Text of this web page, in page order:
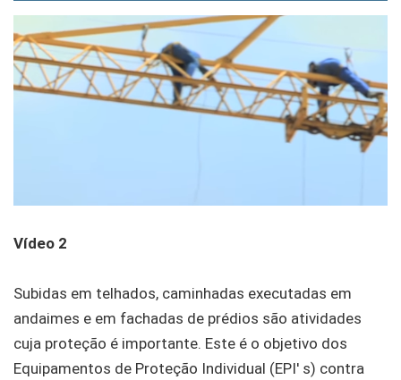
Vídeo 2
Subidas em telhados, caminhadas executadas em
andaimes e em fachadas de prédios são atividades
cuja proteção é importante. Este é o objetivo dos
Equipamentos de Proteção Individual (EPI' s) contra